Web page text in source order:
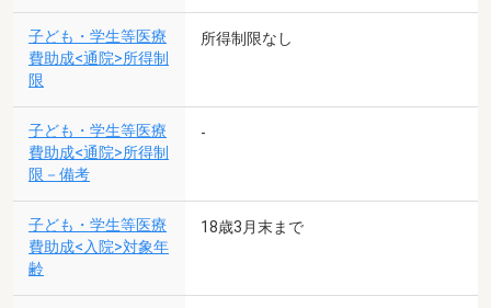
子ども・学生等医療
費助成<通院>所得制
限
所得制限なし
子ども・学生等医療
費助成<通院>所得制
限－備考
-
子ども・学生等医療
費助成<入院>対象年
齢
18歳3月末まで